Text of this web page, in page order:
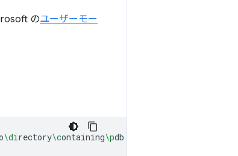
のユーザーモー
\directory\containing\pdb